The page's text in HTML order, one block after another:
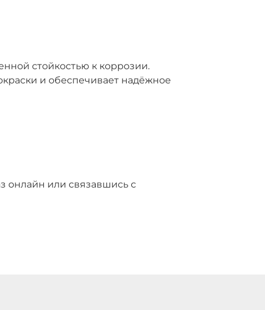
стойкостью к коррозии.
и обеспечивает надёжное
онлайн или связавшись с